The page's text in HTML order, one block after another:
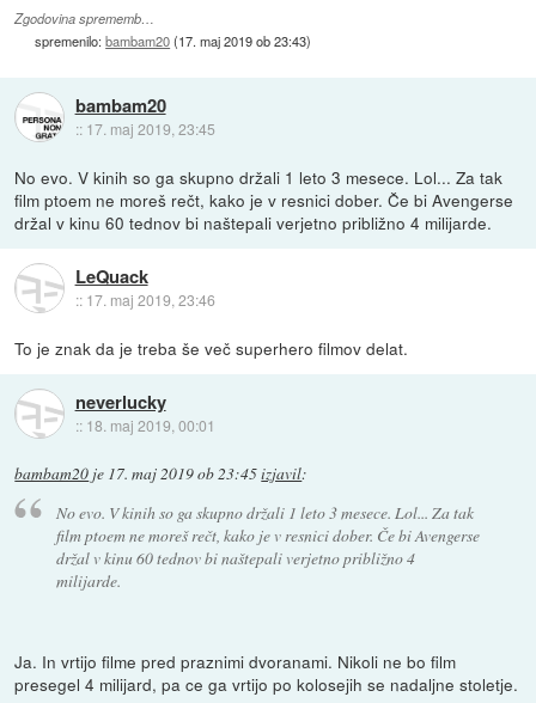
Zgodovina sprememb…
spremenilo:bambam20(17. maj 2019 ob 23:43)
bambam20
:: 17. maj 2019, 23:45
No evo. V kinih so ga skupno držali 1 leto 3 mesece. Lol... Za tak
film ptoem ne moreš rečt, kako je v resnici dober. Če bi Avengerse
držal v kinu 60 tednov bi naštepali verjetno približno 4 milijarde.
LeQuack
:: 17. maj 2019, 23:46
To je znak da je treba še več superhero filmov delat.
neverlucky
:: 18. maj 2019, 00:01
bambam20 je 17. maj 2019 ob 23:45izjavil:
No evo. V kinih so ga skupno držali 1 leto 3 mesece. Lol... Za tak
film ptoem ne moreš rečt, kako je v resnici dober. Če bi Avengerse
držal v kinu 60 tednov bi naštepali verjetno približno 4
milijarde.
Ja. In vrtijo filme pred praznimi dvoranami. Nikoli ne bo film
presegel 4 milijard, pa ce ga vrtijo po kolosejih se nadaljne stoletje.